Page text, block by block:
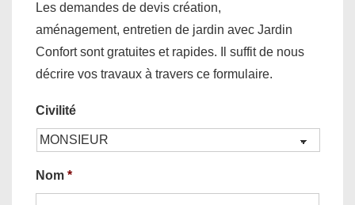
Les demandes de devis création,
aménagement, entretien de jardin avec Jardin
Confort sont gratuites et rapides. Il suffit de nous
décrire vos travaux à travers ce formulaire.
Civilité
Nom *